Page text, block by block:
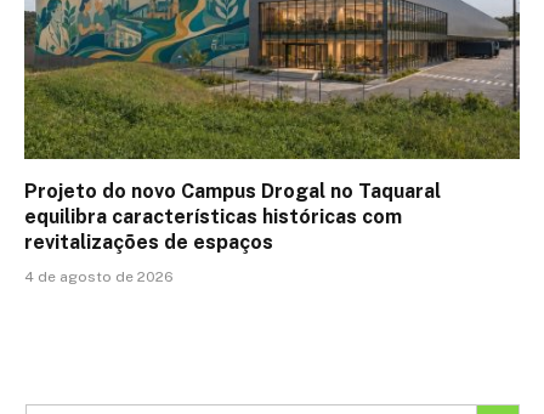
Projeto do novo Campus Drogal no Taquaral
equilibra características históricas com
revitalizações de espaços
4 de agosto de 2026
SEARCH BUTTON